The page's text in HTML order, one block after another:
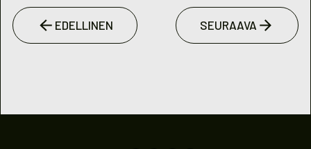
EDELLINEN SEURAAVA